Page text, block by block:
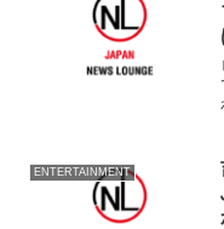
ENTERTAINMENT